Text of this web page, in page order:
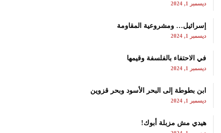
ديسمبر 1, 2024
إسرائيل… ومشروعية المقاومة
ديسمبر 1, 2024
في الاحتفاء بالفلسفة وقيمها
ديسمبر 1, 2024
ابن بطوطة إلى البحر الأسود وبحر قزوين
ديسمبر 1, 2024
هيدي مش مزبلة أبوك!